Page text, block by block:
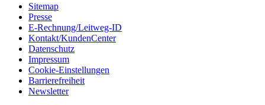
Sitemap
Presse
E-Rechnung/Leitweg-ID
Kontakt/KundenCenter
Datenschutz
Impressum
Cookie-Einstellungen
Barrierefreiheit
Newsletter